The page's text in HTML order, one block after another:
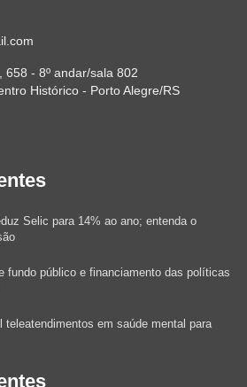
658 - 8º andar/sala 802
Histórico - Porto Alegre/RS
Selic para 14% ao ano; entenda o
fundo público e financiamento das políticas
teleatendimentos em saúde mental para